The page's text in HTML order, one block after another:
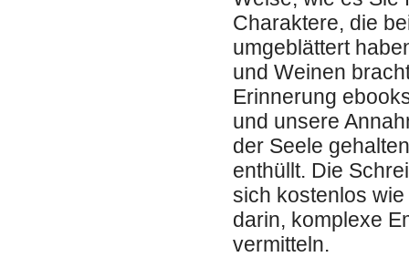
Charaktere, die
umgeblättert
und Weinen
Erinnerung
und unsere
der Seele
enthüllt. Die
sich kostenlos
darin, komplexe
vermitteln.